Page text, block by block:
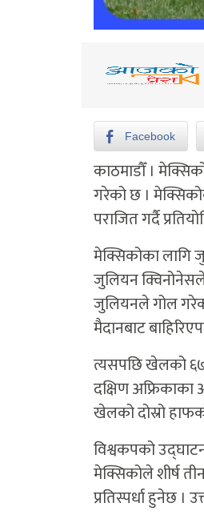
Facebook
काठमाडौँ ।
गरेको छ ।
पराजित गर्दै
मेक्सिकोका
जुलियन
जुलियनले गोल
मैदानबाट
त्यसपछि खेलको
दक्षिण अफ्रिकाका
खेलको दोस्रो
विश्वकपको
मेक्सिकोले शीर्ष
प्रतिस्पर्धा हुनेछ